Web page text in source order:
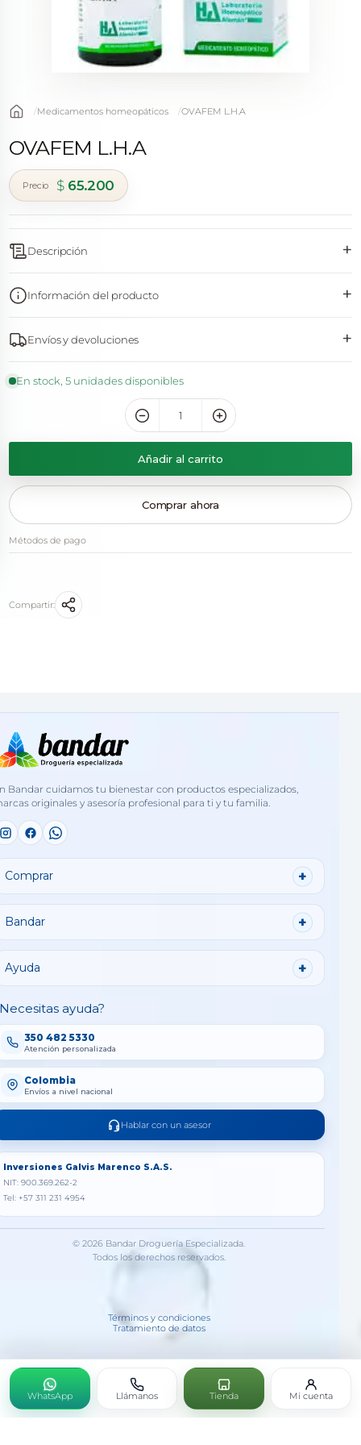
Medicamentos homeopáticos OVAFEM L.H.A
OVAFEM L.H.A
$65.200
Descripción +
Información del producto +
Envíos y devoluciones +
En stock, 5 unidades disponibles
Añadir al carrito
Comprar ahora
Métodos de pago
Compartir:
Bandar cuidamos tu bienestar con productos especializados,
originales y asesoría profesional para ti y tu familia.
Comprar
Bandar
Ayuda
ayuda?
350 482 5330
Atención personalizada
Colombia
Envíos a nivel nacional
Hablar con un asesor
Inversiones Galvis Marenco S.A.S.
NIT: 900.369.262-2
Tel: +57 311 231 4954
© 2026 Bandar Droguería Especializada.
Todos los derechos reservados.
Términos y condiciones
Tratamiento de datos
WhatsApp Llámanos Tienda Mi cuenta